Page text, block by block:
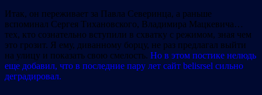
Итак, он переживает за Павла Северинца, а раньше
вспоминал Сергея Тихановского, Владимира Мацкевича…
тех, кто сознательно вступили в схватку с режимом, зная чем
это грозит. Я ему, диванному борцу, не раз предлагал выйти
на улицу и показать свою смелость. Но в этом постике нелюдь
еще добавил, что в последние пару лет сайт belisrsel сильно
деградировал.